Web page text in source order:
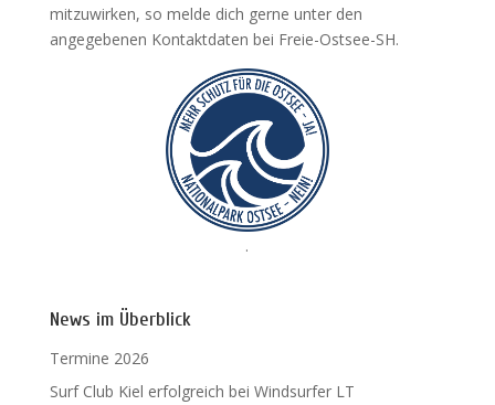
mitzuwirken, so melde dich gerne unter den
angegebenen Kontaktdaten bei Freie-Ostsee-SH.
.
News im Überblick
Termine 2026
Surf Club Kiel erfolgreich bei Windsurfer LT